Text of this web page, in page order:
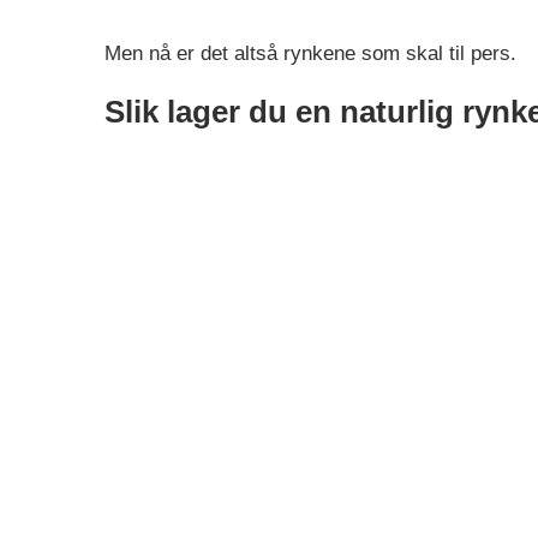
Men nå er det altså rynkene som skal til pers.
Slik lager du en naturlig